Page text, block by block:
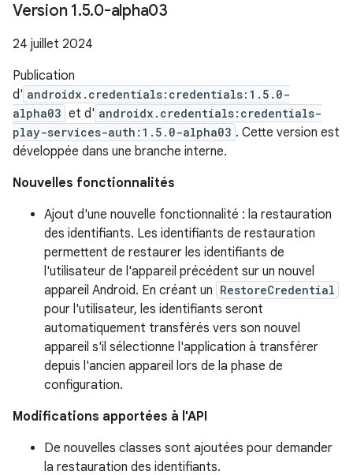
Version 1.5.0-alpha03
24 juillet 2024
Publication
d' androidx.credentials:credentials:1.5.0-
alpha03 et d' androidx.credentials:credentials-
play-services-auth:1.5.0-alpha03 . Cette version est
développée dans une branche interne.
Nouvelles fonctionnalités
Ajout d'une nouvelle fonctionnalité : la restauration
des identifiants. Les identifiants de restauration
permettent de restaurer les identifiants de
l'utilisateur de l'appareil précédent sur un nouvel
appareil Android. En créant un RestoreCredential
pour l'utilisateur, les identifiants seront
automatiquement transférés vers son nouvel
appareil s'il sélectionne l'application à transférer
depuis l'ancien appareil lors de la phase de
configuration.
Modifications apportées à l'API
De nouvelles classes sont ajoutées pour demander
la restauration des identifiants.